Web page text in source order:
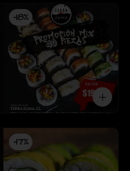
-18%
-17%